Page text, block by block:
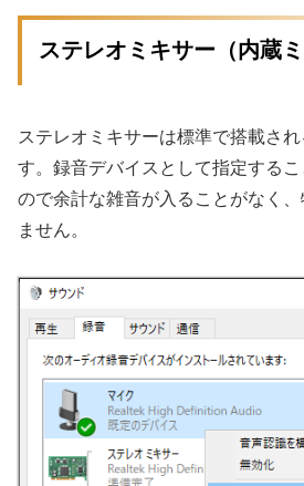
ステレオミキサー（内蔵ミ
ステレオミキサーは標準で搭載さ
す。録音デバイスとして指定する
ので余計な雑音が入ることがなく
ません。